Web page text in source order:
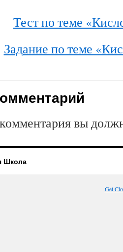
Тест по теме
Задание по теме
вы
Школа
Get